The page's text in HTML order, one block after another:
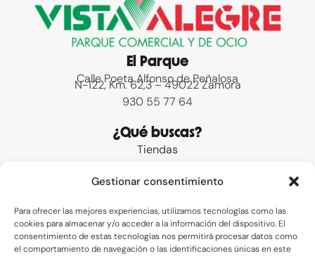
Gestionar consentimiento
Para ofrecer las mejores experiencias, utilizamos tecnologías como las
cookies para almacenar y/o acceder a la información del dispositivo. El
consentimiento de estas tecnologías nos permitirá procesar datos como
el comportamiento de navegación o las identificaciones únicas en este
El Parque
Calle Poeta Alfonso de Peñalosa
N-122, Km. 62,3 – 49022 Zamora
930 55 77 64
¿Qué buscas?
Tiendas
Preguntas frecuentes
Contacto
Enlaces de interés